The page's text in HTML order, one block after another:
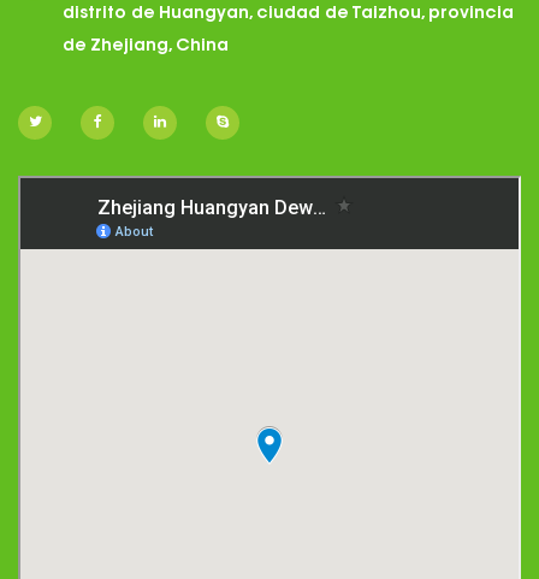
distrito de Huangyan, ciudad de Taizhou, provincia
de Zhejiang, China